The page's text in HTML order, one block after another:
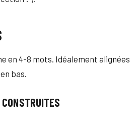
en 4-8 mots. Idéalement alignées
bas.